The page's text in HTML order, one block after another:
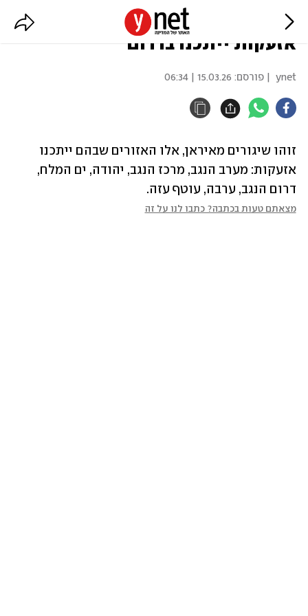
זוהו שיגורים נוספים מאיראן,
אזעקות ייתכנו בדרום
ynet | פורסם: 15.03.26 | 06:34
דרום הנגב, ערבה, עוטף עזה.
מצאתם טעות בכתבה? כתבו לנו על זה